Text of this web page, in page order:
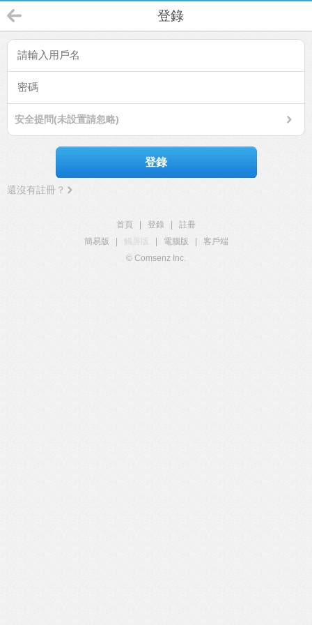
登錄
安全提問(未設置請忽略)
登錄
還沒有註冊？
首頁 登錄
註冊
簡易版
觸屏版 電腦版
客戶端
© Comsenz Inc.